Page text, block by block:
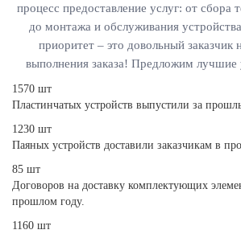
процесс предоставление услуг: от сбора
до монтажа и обслуживания
приоритет – это довольный заказчик
выполнения заказа! Предложим лучшие
1570 шт
Пластинчатых устройств выпустили за
1230 шт
Паяных устройств доставили заказчикам в
85 шт
Договоров на доставку комплектующих
прошлом году.
1160 шт